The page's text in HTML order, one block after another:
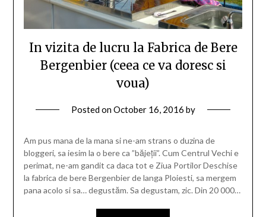
In vizita de lucru la Fabrica de Bere
Bergenbier (ceea ce va doresc si
voua)
Posted onOctober 16, 2016 by
Am pus mana de la mana si ne-am strans o duzina de
bloggeri, sa iesim la o bere ca ”băjeții”. Cum Centrul Vechi e
perimat, ne-am gandit ca daca tot e Ziua Portilor Deschise
la fabrica de bere Bergenbier de langa Ploiesti, sa mergem
pana acolo si sa… degustăm. Sa degustam, zic. Din 20 000…